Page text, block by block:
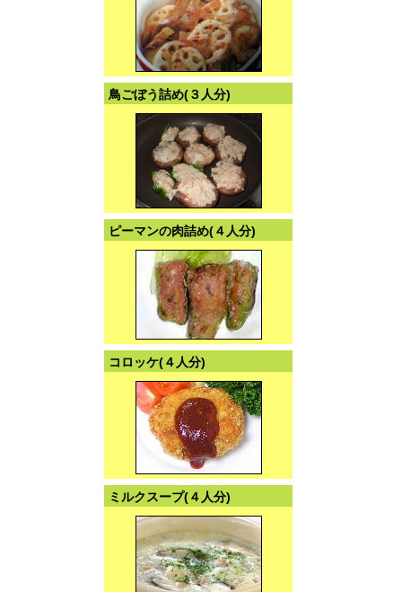
鳥ごぼう詰め(３人分)
ピーマンの肉詰め(４人分)
コロッケ(４人分)
ミルクスープ(４人分)